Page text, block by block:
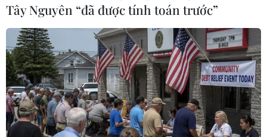
#Dân số #Kế hoạch hóa
#Sàng lọc sơ sinh
#Người cao tuổi
Tây Nguyên “đã được tính toán trước”